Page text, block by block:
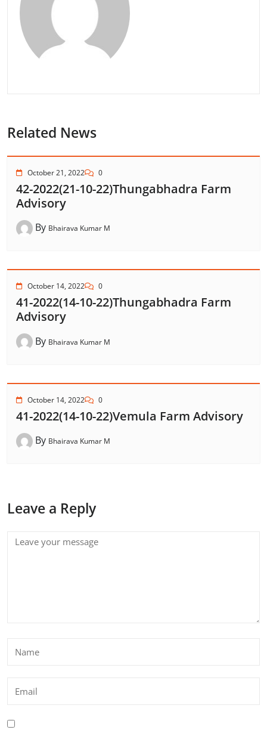
Related News
October 21, 2022 0
42-2022(21-10-22)Thungabhadra Farm
Advisory
By Bhairava Kumar M
October 14, 2022 0
41-2022(14-10-22)Thungabhadra Farm
Advisory
By Bhairava Kumar M
October 14, 2022 0
41-2022(14-10-22)Vemula Farm Advisory
By Bhairava Kumar M
Leave a Reply